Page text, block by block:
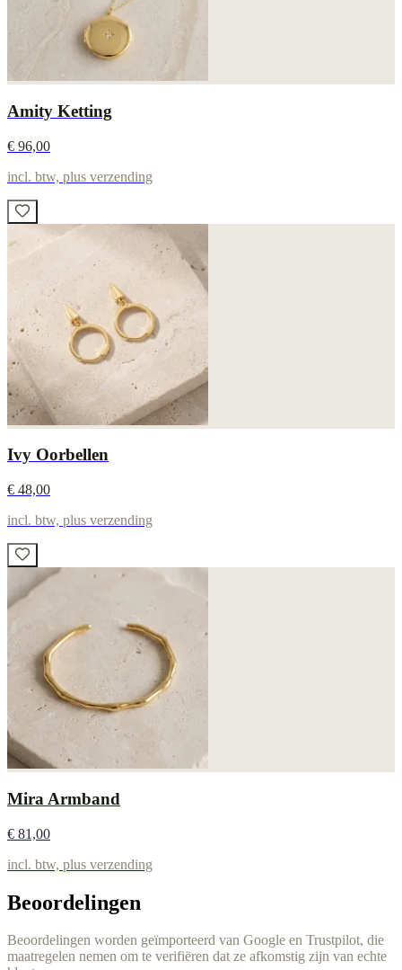
Amity Ketting
€ 96,00
incl. btw, plus verzending
Ivy Oorbellen
€ 48,00
incl. btw, plus verzending
Mira Armband
€ 81,00
incl. btw, plus verzending
Beoordelingen
Beoordelingen worden geïmporteerd van Google en Trustpilot, die
maatregelen nemen om te verifiëren dat ze afkomstig zijn van echte